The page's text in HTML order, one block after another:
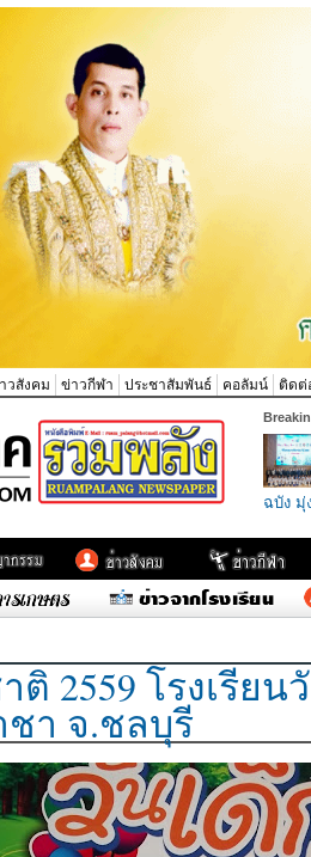
วสังคม ข่าวกีฬา ประชาสัมพันธ์ คอลัมน์ ติดต่
ฉบัง มุ่
ติ 2559 โรงเรีย
ชา จ.ชลบุรี